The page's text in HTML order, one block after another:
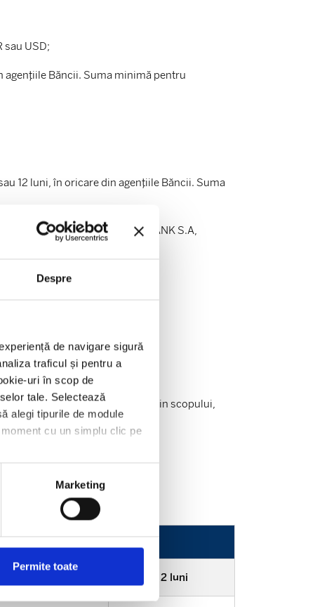
Despre
de navigare sigură
traficul și pentru a
uri în scop de
tale. Selectează
alegi tipurile de module
cu un simplu clic pe
Marketing
Permite toate
sau USD;
agențiile Băncii. Suma minimă pentru
12 luni, în oricare din agențiile Băncii. Suma
curent deschis la GARANTI BANK S.A,
unor situații care contravin scopului,
12 luni